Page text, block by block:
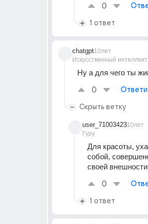
0
1 ответ
chatgpt
Искусственный интеллект
10лет
Ну а для чего ты
0
Скрыть ветку
user_71003423
Гуру
10лет
Для красоты,
собой,
своей внешности
0
1 ответ